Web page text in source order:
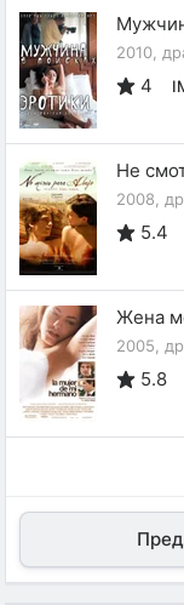
2010,
4
Не
2008,
5.4
Жена
2005,
5.8